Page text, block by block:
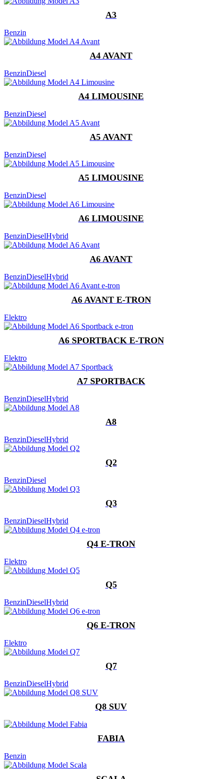
A3
Benzin
A4 AVANT
BenzinDiesel
A4 LIMOUSINE
BenzinDiesel
A5 AVANT
BenzinDiesel
A5 LIMOUSINE
BenzinDiesel
A6 LIMOUSINE
BenzinDieselHybrid
A6 AVANT
BenzinDieselHybrid
A6 AVANT E-TRON
Elektro
A6 SPORTBACK E-TRON
Elektro
A7 SPORTBACK
BenzinDieselHybrid
A8
BenzinDieselHybrid
Q2
BenzinDiesel
Q3
BenzinDieselHybrid
Q4 E-TRON
Elektro
Q5
BenzinDieselHybrid
Q6 E-TRON
Elektro
Q7
BenzinDieselHybrid
Q8 SUV
FABIA
Benzin